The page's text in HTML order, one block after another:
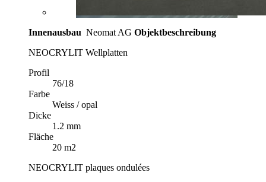
Innenausbau Neomat AG Objektbeschreibung
NEOCRYLIT Wellplatten
Profil
76/18
Farbe
Weiss / opal
Dicke
1.2 mm
Fläche
20 m2
NEOCRYLIT plaques ondulées